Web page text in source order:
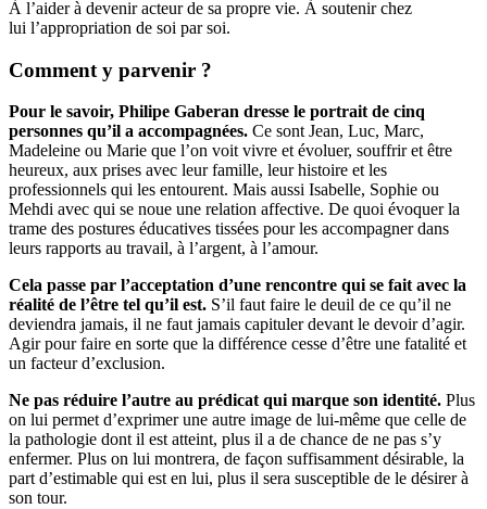
À l’aider à devenir acteur de sa propre vie. À soutenir chez
lui l’appropriation de soi par soi.
Comment y parvenir ?
Pour le savoir, Philipe Gaberan dresse le portrait de cinq
personnes qu’il a accompagnées. Ce sont Jean, Luc, Marc,
Madeleine ou Marie que l’on voit vivre et évoluer, souffrir et être
heureux, aux prises avec leur famille, leur histoire et les
professionnels qui les entourent. Mais aussi Isabelle, Sophie ou
Mehdi avec qui se noue une relation affective. De quoi évoquer la
trame des postures éducatives tissées pour les accompagner dans
leurs rapports au travail, à l’argent, à l’amour.
Cela passe par l’acceptation d’une rencontre qui se fait avec la
réalité de l’être tel qu’il est. S’il faut faire le deuil de ce qu’il ne
deviendra jamais, il ne faut jamais capituler devant le devoir d’agir.
Agir pour faire en sorte que la différence cesse d’être une fatalité et
un facteur d’exclusion.
Ne pas réduire l’autre au prédicat qui marque son identité. Plus
on lui permet d’exprimer une autre image de lui-même que celle de
la pathologie dont il est atteint, plus il a de chance de ne pas s’y
enfermer. Plus on lui montrera, de façon suffisamment désirable, la
part d’estimable qui est en lui, plus il sera susceptible de le désirer à
son tour.